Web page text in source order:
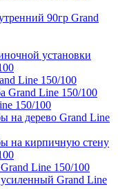
90гр Grand
установки
Line 150/100
Grand Line 150/100
150/100
на дерево Grand Line
на кирпичную стену
Line 150/100
Grand Line